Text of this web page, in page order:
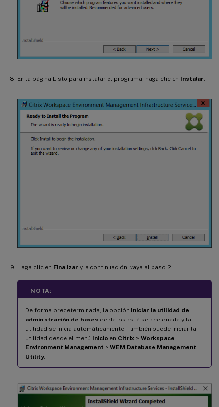
En la página Listo para instalar el programa, haga clic en Instalar.
Haga clic en Finalizar y, a continuación, vaya al paso 2.
NOTA:
De forma predeterminada, la opción Iniciar la utilidad de
administración de bases de datos está seleccionada y la
utilidad se inicia automáticamente. También puede iniciar la
utilidad desde el menú Inicio en Citrix > Workspace
Environment Management > WEM Database Management
Utility